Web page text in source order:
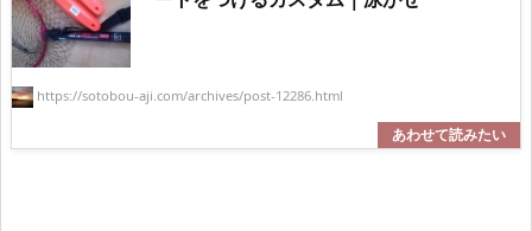
https://sotobou-aji.com/archives/post-12286.html